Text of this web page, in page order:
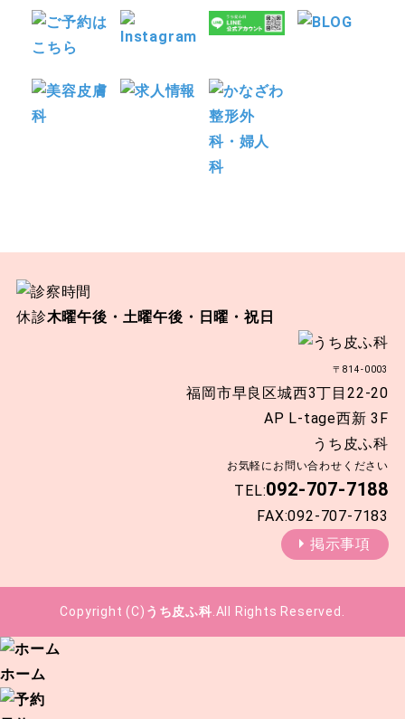
休診木曜午後・土曜午後・日曜・祝日
〒814-0003
福岡市早良区城西3丁目22-20
AP L-tage西新 3F
うち皮ふ科
お気軽にお問い合わせください
TEL:092-707-7188
FAX:092-707-7183
掲示事項
Copyright (C) うち皮ふ科 .All Rights Reserved.
ホーム